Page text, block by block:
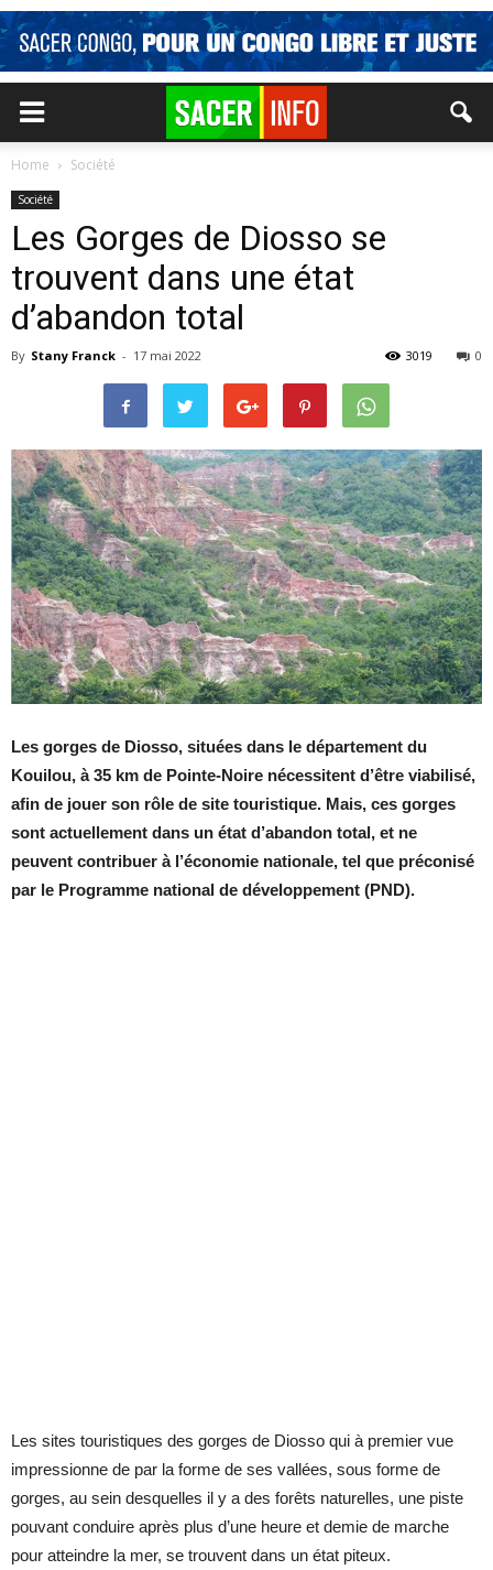
Home Société
Société
Les Gorges de Diosso se
trouvent dans une état
d’abandon total
By Stany Franck - 17 mai 2022 0
3019
Les gorges de Diosso, situées dans le département du
Kouilou, à 35 km de Pointe-Noire nécessitent d’être viabilisé,
afin de jouer son rôle de site touristique. Mais, ces gorges
sont actuellement dans un état d’abandon total, et ne
peuvent contribuer à l’économie nationale, tel que préconisé
par le Programme national de développement (PND).
Les sites touristiques des gorges de Diosso qui à premier vue
impressionne de par la forme de ses vallées, sous forme de
gorges, au sein desquelles il y a des forêts naturelles, une piste
pouvant conduire après plus d’une heure et demie de marche
pour atteindre la mer, se trouvent dans un état piteux.